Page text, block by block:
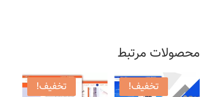
محصولات مرتبط
تخفیف! تخفیف!